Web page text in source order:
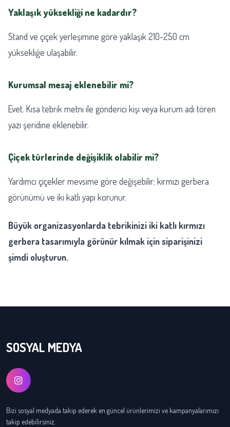
Yaklaşık yüksekliği ne kadardır?
Stand ve çiçek yerleşimine göre yaklaşık 210-250 cm
yüksekliğe ulaşabilir.
Kurumsal mesaj eklenebilir mi?
Evet. Kısa tebrik metni ile gönderici kişi veya kurum adı tören
yazı şeridine eklenebilir.
Çiçek türlerinde değişiklik olabilir mi?
Yardımcı çiçekler mevsime göre değişebilir; kırmızı gerbera
görünümü ve iki katlı yapı korunur.
Büyük organizasyonlarda tebrikinizi iki katlı kırmızı
gerbera tasarımıyla görünür kılmak için siparişinizi
şimdi oluşturun.
SOSYAL MEDYA
Bizi sosyal medyada takip ederek en güncel ürünlerimizi ve kampanyalarımızı
takip edebilirsiniz.